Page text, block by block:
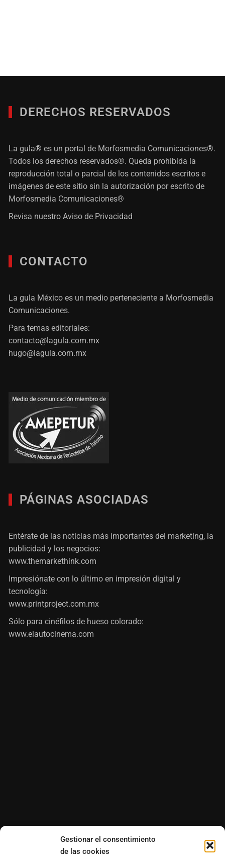
Gestionar el consentimiento
de las cookies
DERECHOS RESERVADOS
La gula® es un portal de Morfosmedia Comunicaciones®.
Todos los derechos reservados®. Queda prohibida la
reproducción total o parcial de los contenidos escritos e
imágenes de este sitio sin la autorización por escrito de
Morfosmedia Comunicaciones®
Revisa nuestroAviso de Privacidad
CONTACTO
La gula México es un medio perteneciente a Morfosmedia
Comunicaciones.
Para temas editoriales:
contacto@lagula.com.mx
hugo@lagula.com.mx
PÁGINAS ASOCIADAS
Entérate de las noticias más importantes del marketing, la
publicidad y los negocios:
www.themarkethink.com
Impresiónate con lo último en impresión digital y
tecnología:
www.printproject.com.mx
Sólo para cinéfilos de hueso colorado:
www.elautocinema.com